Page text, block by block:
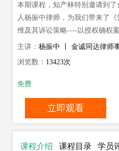
本期课程，知产林特别邀请到
人杨振中律师，为我们带来了
维及其诉讼策略----以授权确权
将结合多年知识产权办案经验，
主讲：杨振中 丨 金诚同达律师
浏览数： 13423次
免费
立即观看
课程介绍 课程目录 学员